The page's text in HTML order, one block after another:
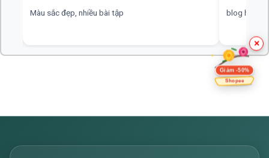
Màu sắc đẹp, nhiều bài tập blog hay,
×
Giảm -50%
Shopee